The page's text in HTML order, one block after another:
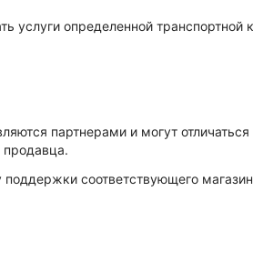
услуги определенной транспортной
партнерами и могут отличаться
соответствующего